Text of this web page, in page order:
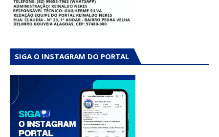
SIGA O INSTAGRAM DO PORTAL